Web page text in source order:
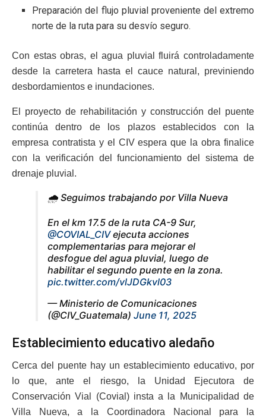
Preparación del flujo pluvial proveniente del extremo
norte de la ruta para su desvío seguro.
Con estas obras, el agua pluvial fluirá controladamente
desde la carretera hasta el cauce natural, previniendo
desbordamientos e inundaciones.
El proyecto de rehabilitación y construcción del puente
continúa dentro de los plazos establecidos con la
empresa contratista y el CIV espera que la obra finalice
con la verificación del funcionamiento del sistema de
drenaje pluvial.
🌧️ Seguimos trabajando por Villa Nueva
En el km 17.5 de la ruta CA-9 Sur,
@COVIAL_CIVejecuta acciones
complementarias para mejorar el
desfogue del agua pluvial, luego de
habilitar el segundo puente en la zona.
pic.twitter.com/vlJDGkvl03
— Ministerio de Comunicaciones
(@CIV_Guatemala) June 11, 2025
Establecimiento educativo aledaño
Cerca del puente hay un establecimiento educativo, por
lo que, ante el riesgo, la Unidad Ejecutora de
Conservación Vial (Covial) insta a la Municipalidad de
Villa Nueva, a la Coordinadora Nacional para la